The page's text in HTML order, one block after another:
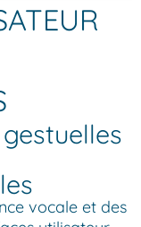
vocale et des